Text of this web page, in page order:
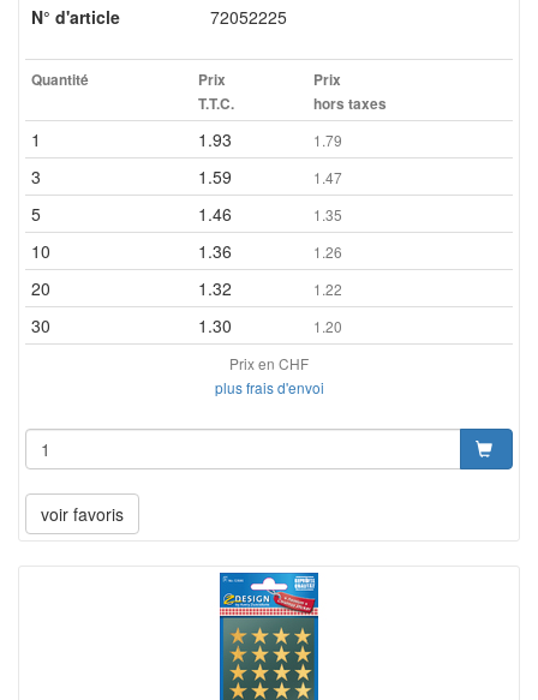
N° d'article
72052225
Quantité
Prix
T.T.C.
Prix
hors taxes
1 1.93 1.79
3 1.59 1.47
5 1.46 1.35
10 1.36 1.26
20 1.32 1.22
30 1.30
1.20
Prix en CHF
plus frais d'envoi
voir favoris